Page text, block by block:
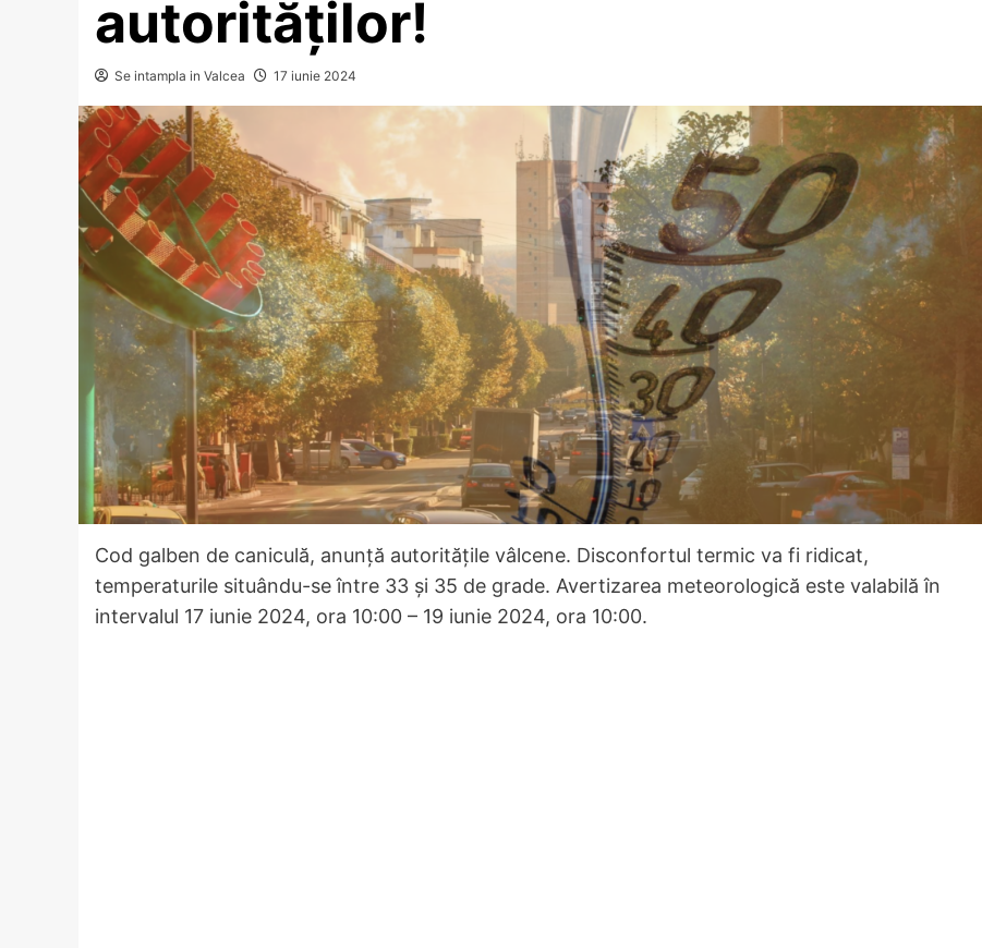
autorităților!
Se intampla in Valcea 17 iunie 2024
Cod galben de caniculă, anunță autoritățile vâlcene. Disconfortul termic va fi ridicat,
temperaturile situându-se între 33 și 35 de grade. Avertizarea meteorologică este valabilă în
intervalul 17 iunie 2024, ora 10:00 – 19 iunie 2024, ora 10:00.